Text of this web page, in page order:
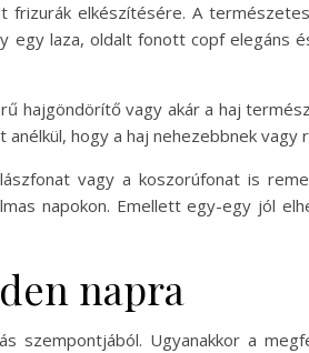
elkészítésére. A
egy laza, oldalt fonott copf elegáns
hajgöndörítő vagy akár a haj
hogy a haj nehezebbnek vagy
vagy a koszorúfonat is
napokon. Emellett egy-egy jól
napra
Ugyanakkor a